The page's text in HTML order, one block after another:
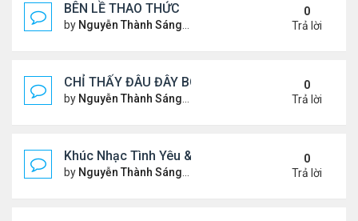
BÊN LỀ THAO THỨC
by Nguyễn Thành Sáng Thứ 4 Tháng 7 24, 2024 10:29
0
Trả lời
CHỈ THẤY ĐÂU ĐÂY BÓNG MỘT NGƯỜI
by Nguyễn Thành Sáng Thứ 4 Tháng 7 24, 2024 10:27
0
Trả lời
Khúc Nhạc Tình Yêu & Câu Chuyện Tình
by Nguyễn Thành Sáng Thứ 5 Tháng 1 25, 2024 2:03
0
Trả lời